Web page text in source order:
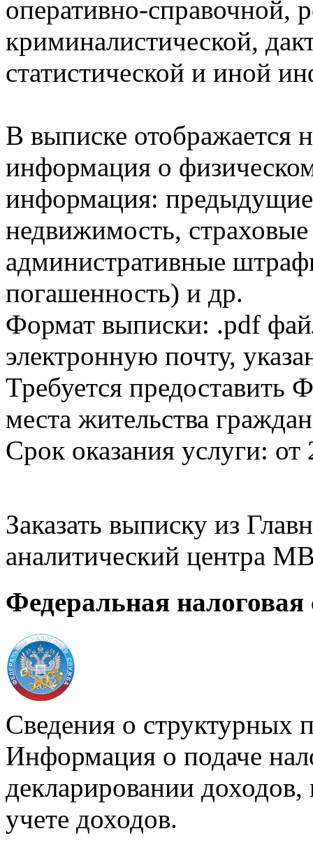
оперативно-справочной,
криминалистической,
статистической и иной
В выписке отображается
информация о
информация:
недвижимость,
административные
погашенность) и др.
Формат выписки: .pdf
электронную почту,
Требуется
места жительства
Срок оказания услуги: от
Заказать выписку из
аналитический центра
Федеральная налоговая
Сведения о структурных
Информация о подаче
декларировании доходов,
учете доходов.